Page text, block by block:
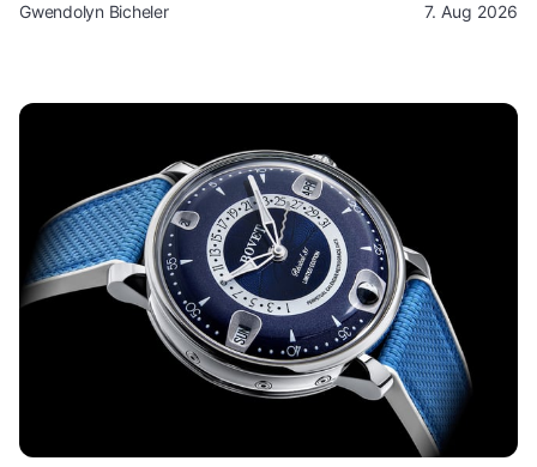
Gwendolyn Bicheler 7. Aug 2026